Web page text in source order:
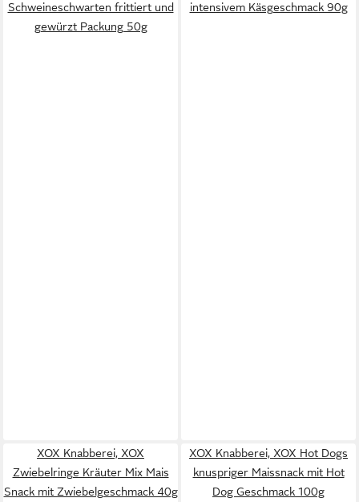
Schweineschwarten frittiert und
gewürzt Packung 50g
intensivem Käsgeschmack 90g
XOX Knabberei, XOX
Zwiebelringe Kräuter Mix Mais
Snack mit Zwiebelgeschmack 40g
XOX Knabberei, XOX Hot Dogs
knuspriger Maissnack mit Hot
Dog Geschmack 100g